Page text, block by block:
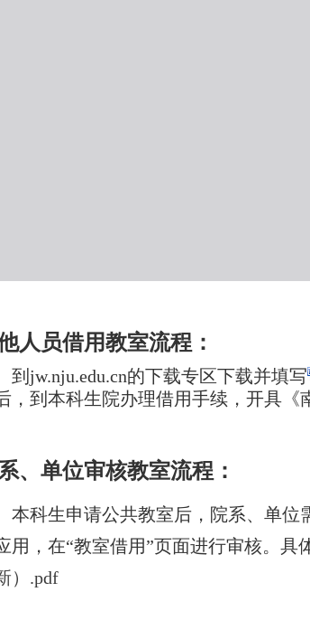
人员借用教室流程：
到jw.nju.edu.cn的下载专区下载并填写
，到本科生院办理借用手续，开具《
、单位审核教室流程：
本科生申请公共教室后，院系、单位
用，在“教室借用”页面进行审核。具
）.pdf